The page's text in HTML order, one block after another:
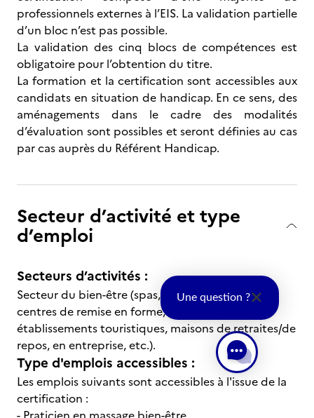
professionnels externes à l’EIS. La validation partielle
d’un bloc n’est pas possible.
La validation des cinq blocs de compétences est
obligatoire pour l’obtention du titre.
La formation et la certification sont accessibles aux
candidats en situation de handicap. En ce sens, des
aménagements dans le cadre des modalités
d’évaluation sont possibles et seront définies au cas
par cas auprès du Référent Handicap.
Secteur d’activité et type
d’emploi
Secteurs d’activités :
Secteur du bien-être (spas, instituts de beauté,
centres de remise en forme, thermalisme,
établissements touristiques, maisons de retraites/de
repos, en entreprise, etc.).
Type d'emplois accessibles :
Les emplois suivants sont accessibles à l'issue de la
certification :
Une question ?